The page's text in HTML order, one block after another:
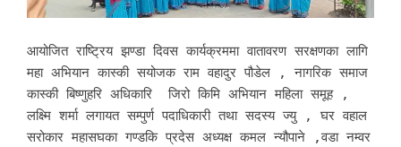
आयोजित राष्ट्रिय झण्डा दिवस कार्यक्रममा वातावरण सरक्षणका लागि
महा अभियान कास्की सयोजक राम वहादुर पौडेल , नागरिक समाज
कास्की बिष्णुहरि अधिकारि जिरो किमि अभियान महिला समूह ,
लक्ष्मि शर्मा लगायत सम्पुर्ण पदाधिकारी तथा सदस्य ज्यु , घर वहाल
सरोकार महासघका गण्डकि प्रदेस अध्यक्ष कमल न्यौपाने ,वडा नम्वर